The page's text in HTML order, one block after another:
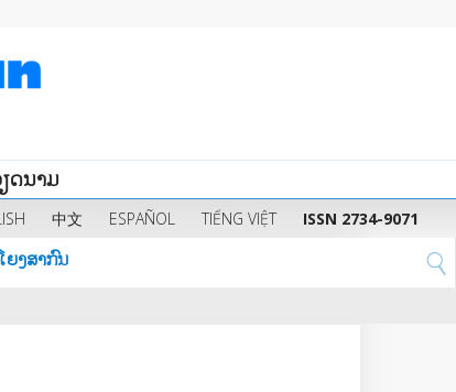
ດນາມ
中文 ESPAÑOL TIẾNG VIỆT ISSN 2734-9071
ຍງສາກົນ